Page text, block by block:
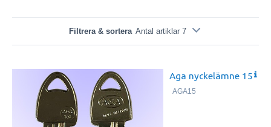
Filtrera & sortera Antal artiklar 7
Aga nyckelämne 15
AGA15